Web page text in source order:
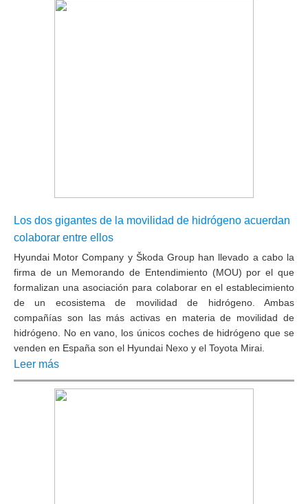
Los dos gigantes de la movilidad de hidrógeno acuerdan
colaborar entre ellos
Hyundai Motor Company y Škoda Group han llevado a cabo la
firma de un Memorando de Entendimiento (MOU) por el que
formalizan una asociación para colaborar en el establecimiento
de un ecosistema de movilidad de hidrógeno.Ambas
compañías son las más activas en materia de movilidad de
hidrógeno. No en vano, los únicos coches de hidrógeno que se
venden en España son el Hyundai Nexo y el Toyota Mirai.
Leer más